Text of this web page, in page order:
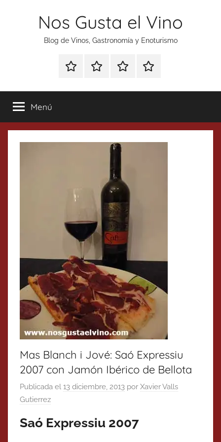
Nos Gusta el Vino
Blog de Vinos, Gastronomía y Enoturismo
Especial
Tonics
Enoturismo
Gastronomía
RankingContacto
Menú
Mas Blanch i Jové: Saó Expressiu
2007 con Jamón Ibérico de Bellota
Publicada el 13 diciembre, 2013 por Xavier Valls
Gutierrez
Saó Expressiu 2007